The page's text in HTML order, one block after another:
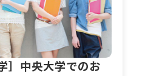
］中央大学でのお